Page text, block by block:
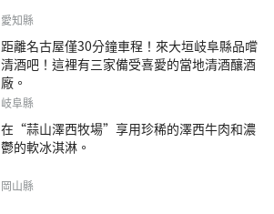
愛知縣
距離名古屋僅30分鐘車程！來大垣岐阜縣品嚐
清酒吧！這裡有三家備受喜愛的當地清酒釀酒
廠。
岐阜縣
在“蒜山澤西牧場”享用珍稀的澤西牛肉和濃
鬱的軟冰淇淋。
岡山縣